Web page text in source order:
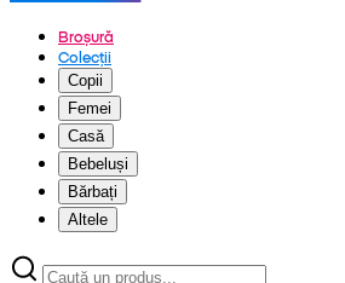
Broșură
Colecții
Copii
Femei
Casă
Bebeluși
Bărbați
Altele